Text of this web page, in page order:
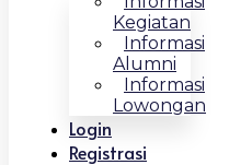
Kegiatan
Informasi
Alumni
Informasi
Lowongan
Login
Registrasi